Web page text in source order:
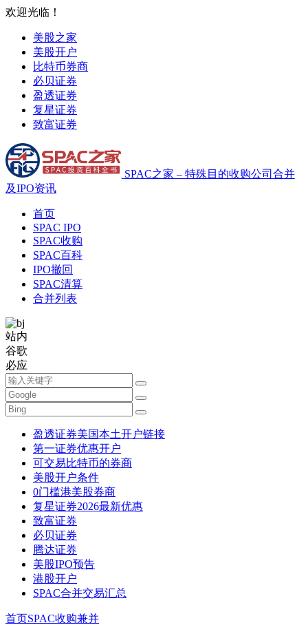
欢迎光临！
美股之家
美股开户
比特币券商
必贝证券
盈透证券
复星证券
致富证券
SPAC之家 – 特殊目的收购公司合并
及IPO资讯
首页
SPAC IPO
SPAC收购
SPAC百科
IPO撤回
SPAC清算
合并列表
站内
谷歌
必应
盈透证券美国本土开户链接
第一证券优惠开户
可交易比特币的券商
美股开户条件
0门槛港美股券商
复星证券2026最新优惠
致富证券
必贝证券
腾达证券
美股IPO预告
港股开户
SPAC合并交易汇总
首页SPAC收购兼并